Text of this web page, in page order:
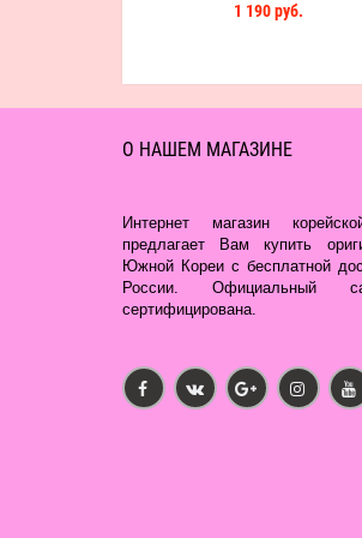
1 190 руб.
О НАШЕМ МАГАЗИНЕ
Интернет магазин
предлагает Вам купить
Южной Кореи с бесплатной
России. Официальный
сертифицирована.